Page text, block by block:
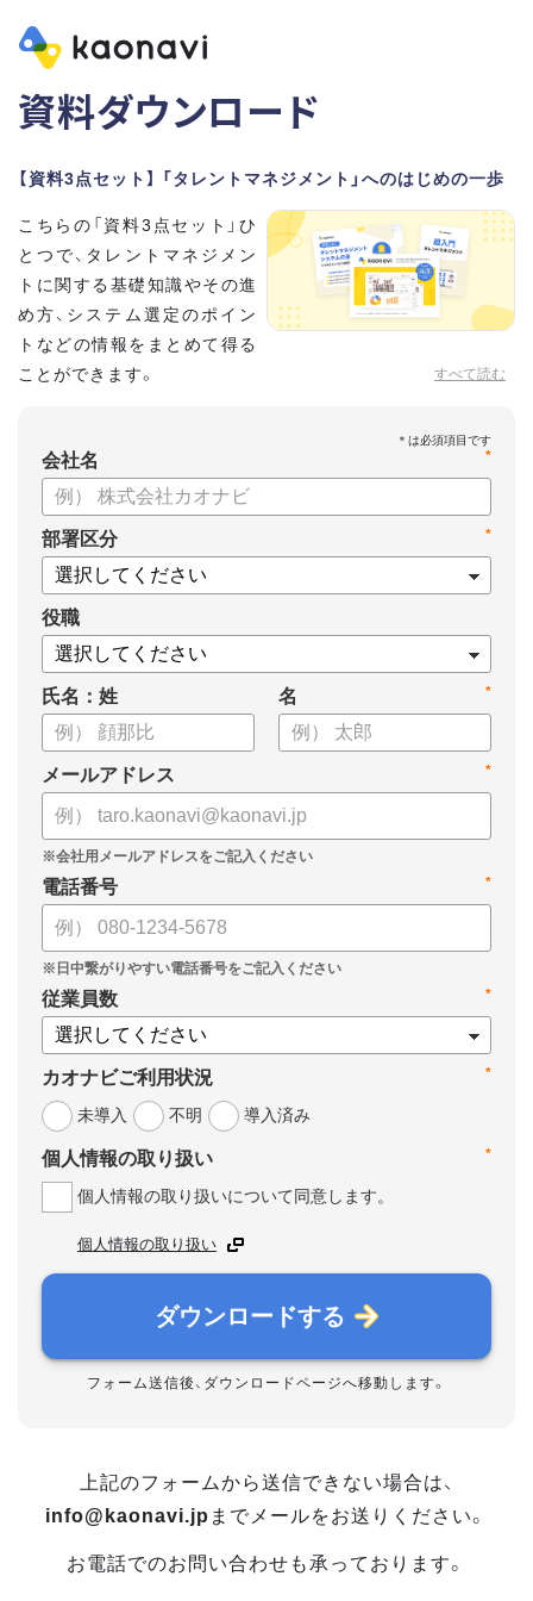
資料ダウンロード
【資料3点セット】 「タレントマネジメント」へのはじめの一歩
すべて読む
こちらの「資料3点セット」ひ
とつで、タレントマネジメン
トに関する基礎知識やその進
め方、システム選定のポイン
トなどの情報をまとめて得る
ことができます。
【資料セット内容】
・超入門タレントマネジメント
・タレントマネジメントシステムの選び方
・タレントマネジメントシステム「カオナビ」の説明資料
*
会社名
*
部署区分
役職
氏名：姓 *
名
*
メールアドレス
*
電話番号
*
従業員数
*
カオナビご利用状況
未導入
不明 導入済み
*
個人情報の取り扱い
個人情報の取り扱いについて同意します。
個人情報の取り扱い
ダウンロードする
フォーム送信後、ダウンロードページへ移動します。
上記のフォームから送信できない場合は、
info@kaonavi.jp までメールをお送りください。
お電話でのお問い合わせも承っております。